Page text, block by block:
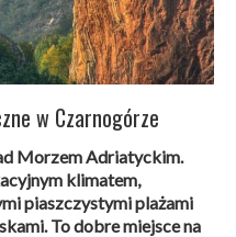
w Czarnogórze
Morzem Adriatyckim.
klimatem,
piaszczystymi plażami
To dobre miejsce na